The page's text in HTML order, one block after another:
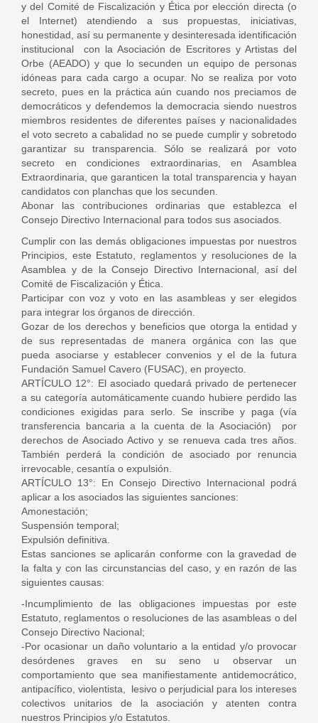
y del Comité de Fiscalización y Ética por elección directa (o
el Internet) atendiendo a sus propuestas, iniciativas,
honestidad, así su permanente y desinteresada identificación
institucional con la Asociación de Escritores y Artistas del
Orbe (AEADO) y que lo secunden un equipo de personas
idóneas para cada cargo a ocupar. No se realiza por voto
secreto, pues en la práctica aún cuando nos preciamos de
democráticos y defendemos la democracia siendo nuestros
miembros residentes de diferentes países y nacionalidades
el voto secreto a cabalidad no se puede cumplir y sobretodo
garantizar su transparencia. Sólo se realizará por voto
secreto en condiciones extraordinarias, en Asamblea
Extraordinaria, que garanticen la total transparencia y hayan
candidatos con planchas que los secunden.
Abonar las contribuciones ordinarias que establezca el
Consejo Directivo Internacional para todos sus asociados.
Cumplir con las demás obligaciones impuestas por nuestros
Principios, este Estatuto, reglamentos y resoluciones de la
Asamblea y de la Consejo Directivo Internacional, así del
Comité de Fiscalización y Ética.
Participar con voz y voto en las asambleas y ser elegidos
para integrar los órganos de dirección.
Gozar de los derechos y beneficios que otorga la entidad y
de sus representadas de manera orgánica con las que
pueda asociarse y establecer convenios y el de la futura
Fundación Samuel Cavero (FUSAC), en proyecto.
ARTÍCULO 12°: El asociado quedará privado de pertenecer
a su categoría automáticamente cuando hubiere perdido las
condiciones exigidas para serlo. Se inscribe y paga (vía
transferencia bancaria a la cuenta de la Asociación) por
derechos de Asociado Activo y se renueva cada tres años.
También perderá la condición de asociado por renuncia
irrevocable, cesantía o expulsión.
ARTÍCULO 13°: En Consejo Directivo Internacional podrá
aplicar a los asociados las siguientes sanciones:
Amonestación;
Suspensión temporal;
Expulsión definitiva.
Estas sanciones se aplicarán conforme con la gravedad de
la falta y con las circunstancias del caso, y en razón de las
siguientes causas:
-Incumplimiento de las obligaciones impuestas por este
Estatuto, reglamentos o resoluciones de las asambleas o del
Consejo Directivo Nacional;
-Por ocasionar un daño voluntario a la entidad y/o provocar
desórdenes graves en su seno u observar un
comportamiento que sea manifiestamente antidemocrático,
antipacífico, violentista, lesivo o perjudicial para los intereses
colectivos unitarios de la asociación y atenten contra
nuestros Principios y/o Estatutos.